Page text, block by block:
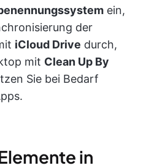
ein,
der
iCloud Drive durch,
mit Clean Up By
Sie bei Bedarf
in